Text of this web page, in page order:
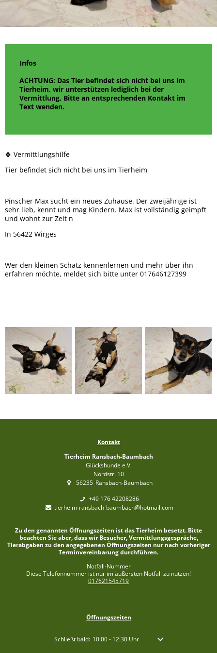
Orso
Tipsy
Brandy
Hera
Bailey
Mara
Mama + 2 Töchter
Gizmo und Schröder
Sunny
Bobo
Goji und Cherry
Spendendosen Aufsteller
Patenschaften
Infos
ACHTUNG: Das Tier befindet sich nicht bei uns im
Tierheim, wir unterstützen lediglich bei der
Vermittlung. Bitte an entsprechenden Kontakt im
Text wenden.
🍀 Vermittlungshilfe
Tier befindet sich nicht bei uns im Tierheim
Pinscher Max sucht ein neues Zuhause. Der zweijährige ist
sehr lieb, kennt und mag Kindern. Max ist vollständig geimpft
und wohnt zur Zeit n
In 56422 Wirges
Wer den kleinen Schatz kennenlernen und mehr über ihn
erfahren möchte, meldet sich bitte unter 017646127399
Kontakt
Tierheim Ransbach-Baumbach
Glückshunde e.V.
Nordstr. 10
56235 Ransbach-Baumbach
+49 176 42208286
tierheim-ransbach-baumbach@hotmail.com
Zu den genannten Öffnungszeiten ist das Tierheim besetzt. Bitte
beachten Sie aber, dass wir Besucher, Vermittlungsgespräche,
Tierabgaben zu den angegebenen Öffnungszeiten nur nach vorheriger
Terminvereinbarung durchführen.
Notfall-Nummer
Diese Telefonnummer ist nur im äußersten Notfall zu nutzen!
017621545719
Öffnungszeiten
Klicken, um weitere Öffnungs- oder Schließzeiten
Schließt bald: 10:00- 12:30Uhr Von 10:00 bis 12:30 Uhr